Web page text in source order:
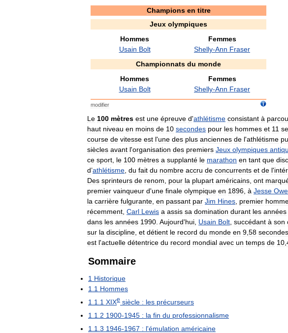
Champions en titre
Jeux olympiques
Hommes
Usain Bolt
Femmes
Shelly-Ann Fraser
Championnats du monde
Hommes
Usain Bolt
Femmes
Shelly-Ann Fraser
modifier
Le 100 mètres est une épreuve d'athlétisme consistant à
haut niveau en moins de 10 secondes pour les hommes et 11
course de vitesse est l'une des plus anciennes de l'athlétisme
siècles avant l'organisation des premiers Jeux olympiques
ce sport le 100 mètres a supplanté le marathon en tant que
d’athlétisme du fait du nombre accru de concurrents et de l'
Des sprinteurs de renom pour la plupart américains ont
premier vainqueur d'une finale olympique en 1896 à Jesse
la carrière fulgurante en passant par Jim Hines premier
récemment Carl Lewis a assis sa domination durant les années
dans les années 1990 Aujourd'hui Usain Bolt succédant à son
sur la discipline et détient le record du monde en 9 58 secondes
est l'actuelle détentrice du record mondial avec un temps de 10
Sommaire
1 Historique
1 1 Hommes
1 1 1 XIXe siècle : les précurseurs
1 1 2 1900-1945 : la fin du professionnalisme
1 1 3 1946-1967 : l'émulation américaine